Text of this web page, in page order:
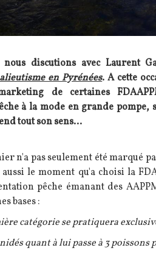
discutions avec Laurent
en Pyrénées. A cette
de certaines
à la mode en grande pompe,
tout son sens...
n'a pas seulement été marqué
le moment qu'a choisi la
pêche émanant des
bases :
catégorie se pratiquera
quant à lui passe à 3